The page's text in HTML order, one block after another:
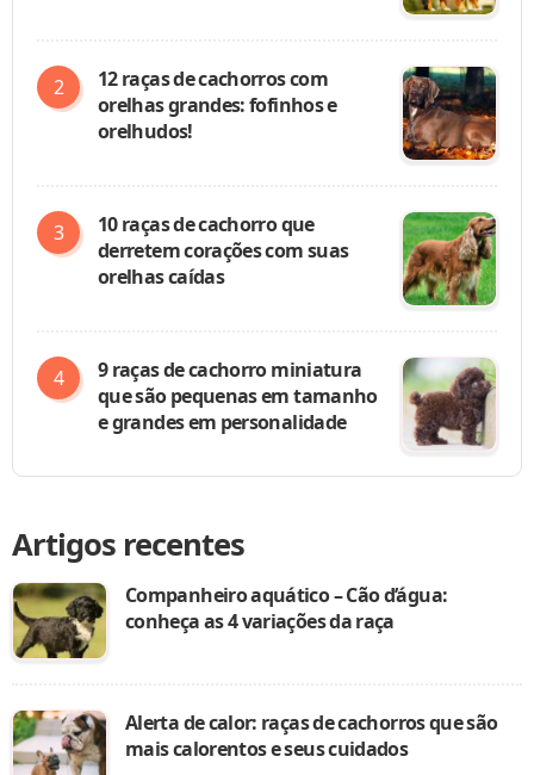
12 raças de cachorros com
orelhas grandes: fofinhos e
orelhudos!
10 raças de cachorro que
derretem corações com suas
orelhas caídas
9 raças de cachorro miniatura
que são pequenas em tamanho
e grandes em personalidade
Artigos recentes
Companheiro aquático – Cão d’água:
conheça as 4 variações da raça
Alerta de calor: raças de cachorros que são
mais calorentos e seus cuidados